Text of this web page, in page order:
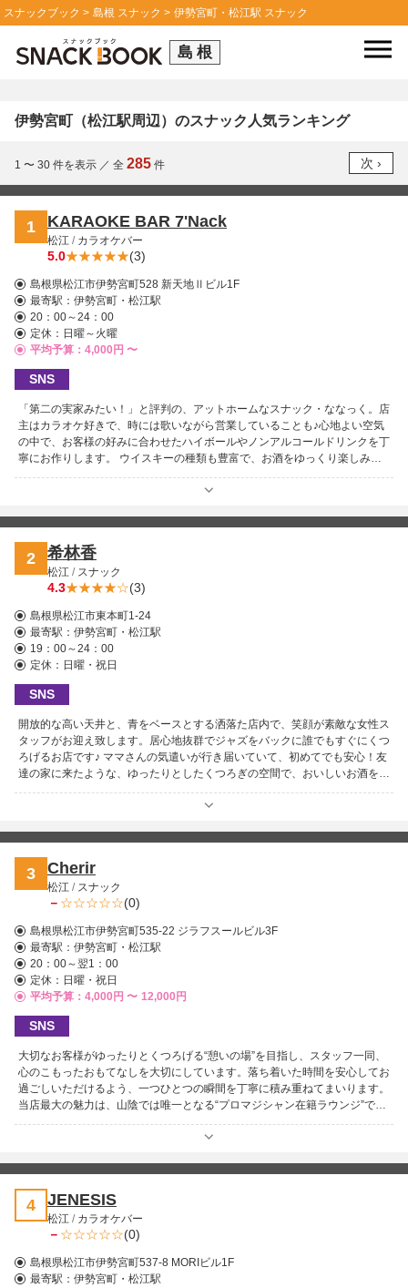
スナックブック 島根 スナック 伊勢宮町・松江駅 スナック
島根
伊勢宮町（松江駅周辺）のスナック人気ランキング
1 〜 30 件を表示 ／ 全 285 件
1 KARAOKE BAR 7'Nack
松江 / カラオケバー
5.0 (3)
島根県松江市伊勢宮町528 新天地Ⅱビル1F
最寄駅： 伊勢宮町・松江駅
20：00～24：00
定休：日曜～火曜
平均予算：4,000円 〜
SNS
「第二の実家みたい！」と評判の、アットホームなスナック・ななっく。店
主はカラオケ好きで、時には歌いながら営業していることも♪心地よい空気
の中で、お客様の好みに合わせたハイボールやノンアルコールドリンクを丁
寧にお作りします。 ウイスキーの種類も豊富で、お酒をゆっくり楽しみた
い方にもぴったり。カラオケのスペックも高く、歌いたい人にはたまらない
空間です！松江のスナックでも“コスパの良さ・居心地の良さ・お酒の充実
然と安心できる落ち着いた雰囲気で、客層も良く、どなたでも気軽に過ごせ
るお店です。歌って、飲んで、語って、笑って――ふと立ち寄りたくなる温
かい空間がここにあります！お気軽にお越しください♪
2 希林香
松江 / スナック
4.3 (3)
島根県松江市東本町1-24
最寄駅： 伊勢宮町・松江駅
19：00～24：00
定休：日曜・祝日
SNS
開放的な高い天井と、青をベースとする洒落た店内で、笑顔が素敵な女性ス
タッフがお迎え致します。居心地抜群でジャズをバックに誰でもすぐにくつ
ろげるお店です♪ ママさんの気遣いが行き届いていて、初めてでも安心！友
達の家に来たような、ゆったりとしたくつろぎの空間で、おいしいお酒を楽
しんでいただければと思っております。スタッフも皆さん親切で温かく、料
金もとってもリーズナブルで嬉しい！お会いできるのを楽しみにしておりま
3 Cherir
松江 / スナック
－ (0)
島根県松江市伊勢宮町535-22 ジラフスールビル3F
最寄駅： 伊勢宮町・松江駅
20：00～翌1：00
定休：日曜・祝日
平均予算：4,000円 〜 12,000円
SNS
大切なお客様がゆったりとくつろげる“憩いの場”を目指し、スタッフ一同、
心のこもったおもてなしを大切にしています。落ち着いた時間を安心してお
過ごしいただけるよう、一つひとつの瞬間を丁寧に積み重ねてまいります。
当店最大の魅力は、山陰では唯一となる“プロマジシャン在籍ラウンジ”であ
ること！プロマジシャン・MAKOTOによる本格マジックを、在籍日にはセ
ット料金込みで気軽にお楽しみいただけます！札幌で師に学び、全国のマジ
席・ボックス席ともにカラオケ歌い放題！仲間同士で盛り上がるのはもちろ
ん、偶然居合わせた同世代や同じ趣味の方と意気投合し、新しいご縁が生ま
れることもしばしば。 マジックもお酒もカラオケも楽しめる、特別な夜を
過ごせるラウンジです。ぜひ一度足を運んで、ここでしか味わえないひとと
4 JENESIS
松江 / カラオケバー
－ (0)
島根県松江市伊勢宮町537-8 MORIビル1F
最寄駅： 伊勢宮町・松江駅